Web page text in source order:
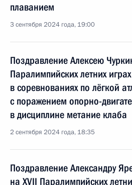
плаванием
3 сентября 2024 года, 19:00
Поздравление Алексею
Паралимпийских летних
в соревнованиях по лёгкой
с поражением опорно-
в дисциплине метание клаба
2 сентября 2024 года, 18:35
Поздравление Александру
на XVII Паралимпийских